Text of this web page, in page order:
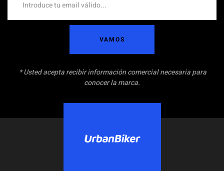
VAMOS
* Usted acepta recibir información comercial necesaria para
conocer la marca.